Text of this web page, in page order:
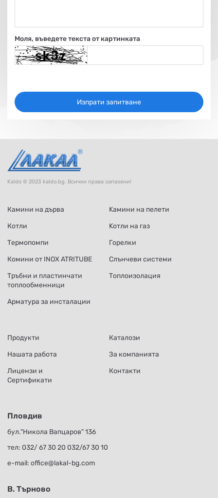
Моля, въведете текста от картинката
Изпрати запитване
Kaldo © 2023 kaldo.bg. Всички права запазени!
Камини на дърва
Kамини на пелети
Котли
Kотли на газ
Термопомпи
Горелки
Комини от INOX ATRITUBE
Слънчеви системи
Тръбни и пластинчати
топлообменници
Топлоизолация
Арматура за инсталации
Продукти
Каталози
Нашата работа
За компанията
Лицензи и
Сертификати
Контакти
Пловдив
бул."Никола Вапцаров" 136
тел: 032/ 67 30 20 032/67 30 10
е-mail: office@lakal-bg.com
В. Търново